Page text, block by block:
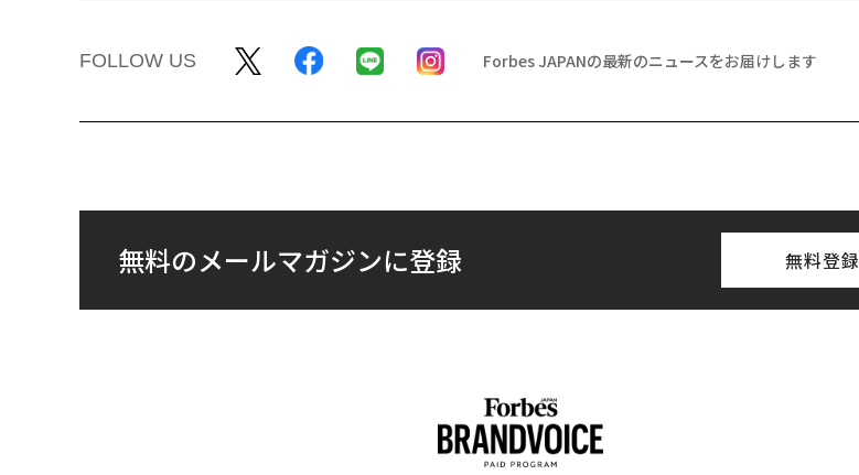
FOLLOW US Forbes JAPANの最新のニュースをお届けします
無料のメールマガジンに登録 無料登録